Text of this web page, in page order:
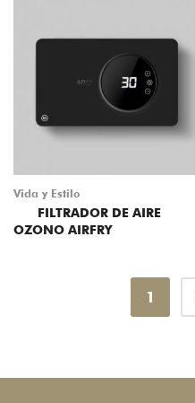
Vida y Estilo
FILTRADOR DE AIRE
OZONO AIRFRY
1